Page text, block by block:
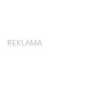
REKLAMA